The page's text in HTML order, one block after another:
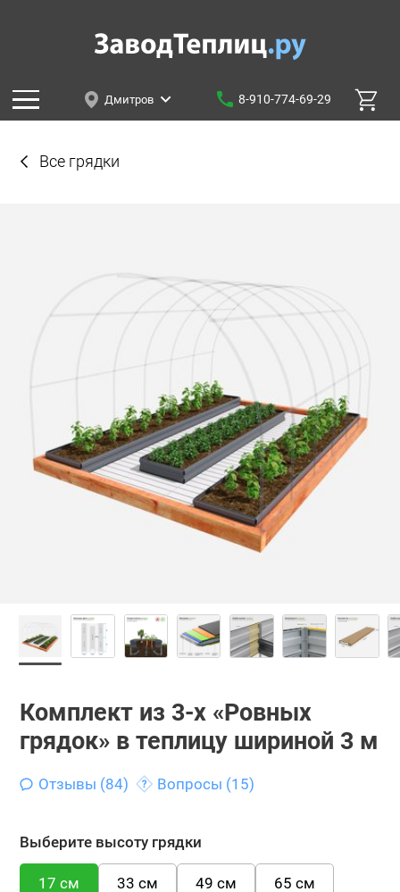
Дмитров 8-910-774-69-29
Все грядки
Комплект из 3-х «Ровных
грядок» в теплицу шириной 3 м
Отзывы (84) Вопросы (15)
Выберите высоту грядки
17 см 33 см 49 см 65 см